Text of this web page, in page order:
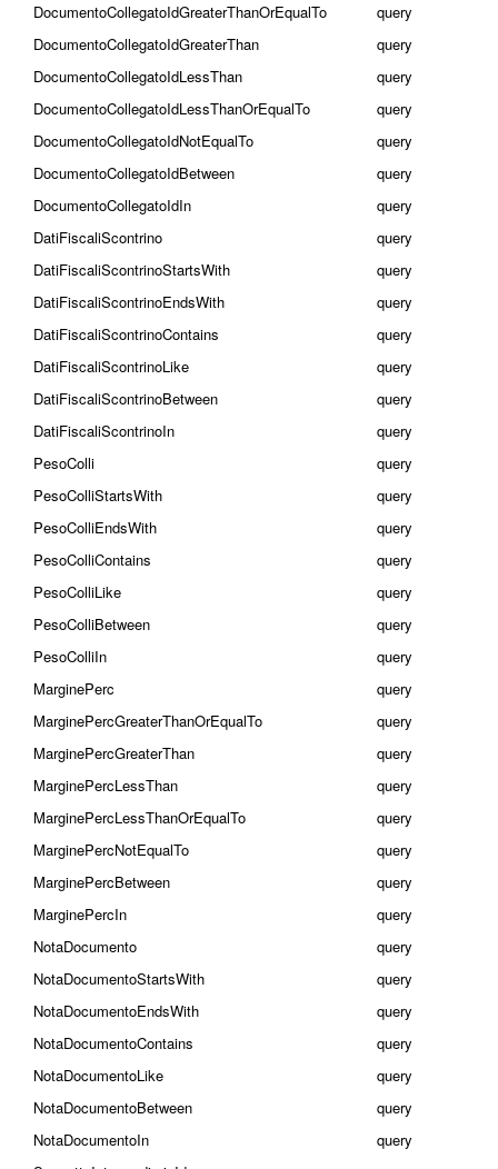
DocumentoCollegatoIdGreaterThanOrEqualTo
query
DocumentoCollegatoIdGreaterThan
query
DocumentoCollegatoIdLessThan
query
DocumentoCollegatoIdLessThanOrEqualTo
query
DocumentoCollegatoIdNotEqualTo
query
DocumentoCollegatoIdBetween
query
DocumentoCollegatoIdIn
query
DatiFiscaliScontrino
query
DatiFiscaliScontrinoStartsWith
query
DatiFiscaliScontrinoEndsWith
query
DatiFiscaliScontrinoContains
query
DatiFiscaliScontrinoLike
query
DatiFiscaliScontrinoBetween
query
DatiFiscaliScontrinoIn
query
PesoColli
query
PesoColliStartsWith
query
PesoColliEndsWith
query
PesoColliContains
query
PesoColliLike
query
PesoColliBetween
query
PesoColliIn
query
MarginePerc
query
MarginePercGreaterThanOrEqualTo
query
MarginePercGreaterThan
query
MarginePercLessThan
query
MarginePercLessThanOrEqualTo
query
MarginePercNotEqualTo
query
MarginePercBetween
query
MarginePercIn
query
NotaDocumento
query
NotaDocumentoStartsWith
query
NotaDocumentoEndsWith
query
NotaDocumentoContains
query
NotaDocumentoLike
query
NotaDocumentoBetween
query
NotaDocumentoIn
query